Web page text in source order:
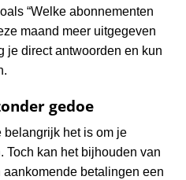
“Welke abonnementen
maand meer uitgegeven
je direct antwoorden en kun
gedoe
belangrijk het is om je
Toch kan het bijhouden van
betalingen een